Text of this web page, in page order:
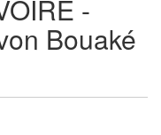
-
Bouaké